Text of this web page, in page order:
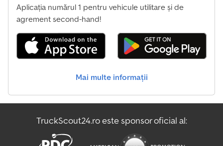
Aplicația numărul 1 pentru vehicule utilitare și de
agrement second-hand!
Mai multe informații
TruckScout24.ro este sponsor oficial al: